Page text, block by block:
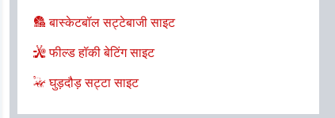
बास्केटबॉल सट्टेबाजी साइट
फील्ड हॉकी बेटिंग साइट
घुड़दौड़ सट्टा साइट